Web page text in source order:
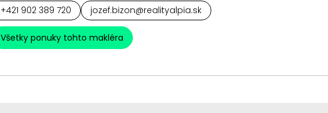
+421 902 389 720 jozef.bizon@realityalpia.sk
Všetky ponuky tohto makléra